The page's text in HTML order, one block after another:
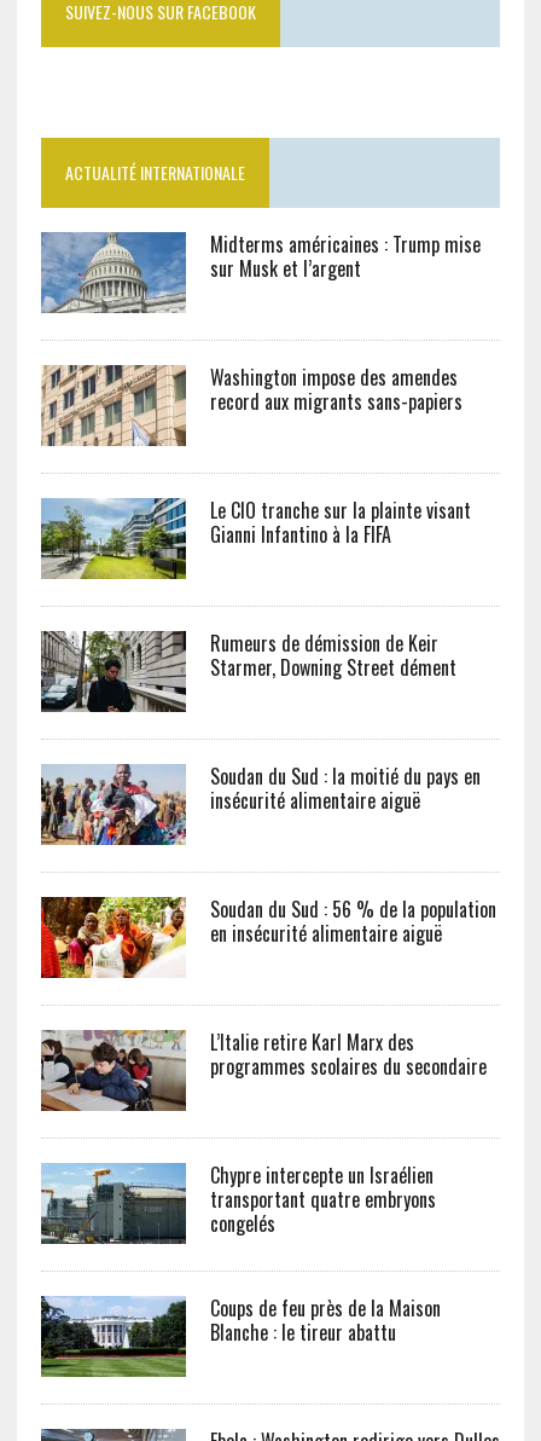
SUIVEZ-NOUS SUR FACEBOOK
ACTUALITÉ INTERNATIONALE
Midterms américaines : Trump mise
sur Musk et l’argent
Washington impose des amendes
record aux migrants sans-papiers
Le CIO tranche sur la plainte visant
Gianni Infantino à la FIFA
Rumeurs de démission de Keir
Starmer, Downing Street dément
Soudan du Sud : la moitié du pays en
insécurité alimentaire aiguë
Soudan du Sud : 56 % de la population
en insécurité alimentaire aiguë
L’Italie retire Karl Marx des
programmes scolaires du secondaire
Chypre intercepte un Israélien
transportant quatre embryons
congelés
Coups de feu près de la Maison
Blanche : le tireur abattu